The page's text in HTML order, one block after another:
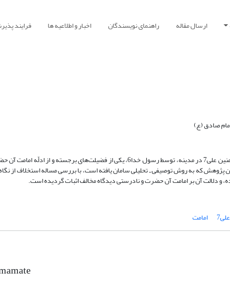
ارسال مقاله راهنمای نویسندگان اخبار و اطلاعیه ها فرایند
صادق (ع)
علی7در مدینه، توسط رسول خدا6، یکی از فضیلت‌های برجسته و از ادلّه امامت
که به روش توصیفی ـ تحلیلی سامان یافته است، با بررسی مساله استخلاف از
و دلالت آن بر امامت آن حضرت و نادرستی دیدگاه مخالف اثبات گردیده است.
امامت